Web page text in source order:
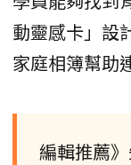
動靈感卡」設
家庭相簿幫助
編輯推薦